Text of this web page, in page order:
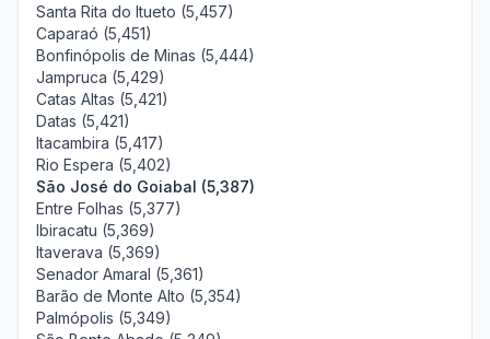
Santa Rita do Itueto (5,457)
Caparaó (5,451)
Bonfinópolis de Minas (5,444)
Jampruca (5,429)
Catas Altas (5,421)
Datas (5,421)
Itacambira (5,417)
Rio Espera (5,402)
São José do Goiabal (5,387)
Entre Folhas (5,377)
Ibiracatu (5,369)
Itaverava (5,369)
Senador Amaral (5,361)
Barão de Monte Alto (5,354)
Palmópolis (5,349)